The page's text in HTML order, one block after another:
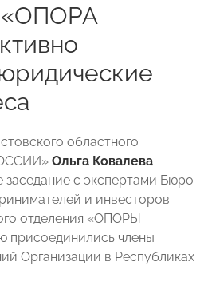
«ОПОРА
областного
Ольга Ковалева
с экспертами Бюро
и инвесторов
отделения «ОПОРЫ
присоединились члены
Организации в Республиках